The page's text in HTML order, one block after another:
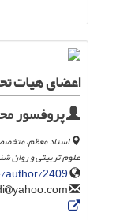
اعضای هیات
پروفسور
استاد معظم،
علوم تربیتی و روان
2409
yahoo.com